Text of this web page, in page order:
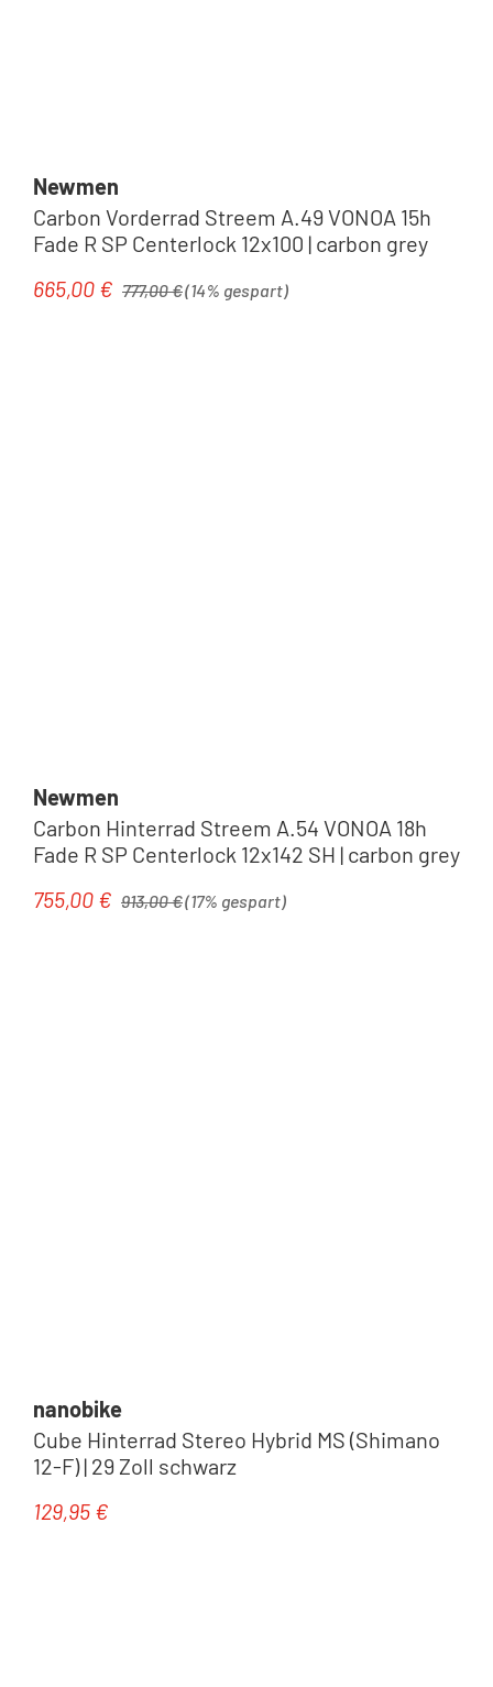
Newmen
Carbon Vorderrad Streem A.49 VONOA 15h
Fade R SP Centerlock 12x100 | carbon grey
Verkaufspreis:
665,00 € Regulärer Preis:
777,00 €(14% gespart)
Newmen
Carbon Hinterrad Streem A.54 VONOA 18h
Fade R SP Centerlock 12x142 SH | carbon grey
Verkaufspreis:
755,00 € Regulärer Preis:
913,00 €(17% gespart)
nanobike
Cube Hinterrad Stereo Hybrid MS (Shimano
12-F) | 29 Zoll schwarz
Regulärer Preis:
129,95 €